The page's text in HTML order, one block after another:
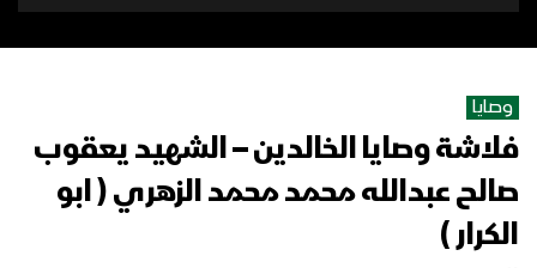
وصايا
فلاشة وصايا الخالدين – الشهيد يعقوب
صالح عبدالله محمد محمد الزهري ( ابو
الكرار )